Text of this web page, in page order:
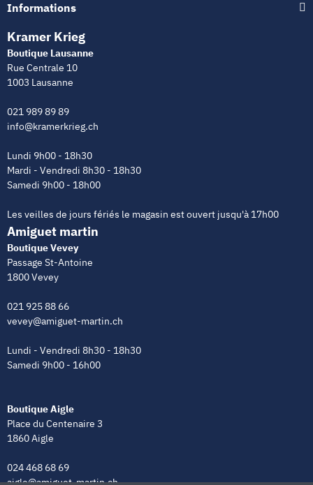
Informations
Kramer Krieg
Boutique Lausanne
Rue Centrale 10
1003 Lausanne
021 989 89 89
info@kramerkrieg.ch
Lundi 9h00 - 18h30
Mardi - Vendredi 8h30 - 18h30
Samedi 9h00 - 18h00
Les veilles de jours fériés le magasin est ouvert jusqu'à 17h00
Amiguet martin
Boutique Vevey
Passage St-Antoine
1800 Vevey
021 925 88 66
vevey@amiguet-martin.ch
Lundi - Vendredi 8h30 - 18h30
Samedi 9h00 - 16h00
Boutique Aigle
Place du Centenaire 3
1860 Aigle
024 468 68 69